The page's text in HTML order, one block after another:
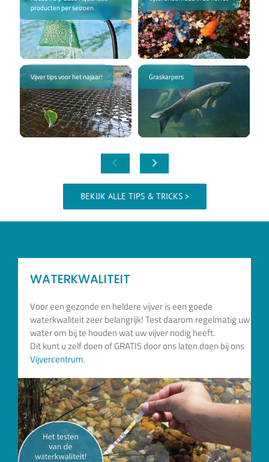
BEKIJK ALLE TIPS & TRICKS >
WATERKWALITEIT
Voor een gezonde en heldere vijver is een goede
waterkwaliteit zeer belangrijk! Test daarom regelmatig uw
water om bij te houden wat uw vijver nodig heeft.
Dit kunt u zelf doen of GRATIS door ons laten doen bij ons
Vijvercentrum.